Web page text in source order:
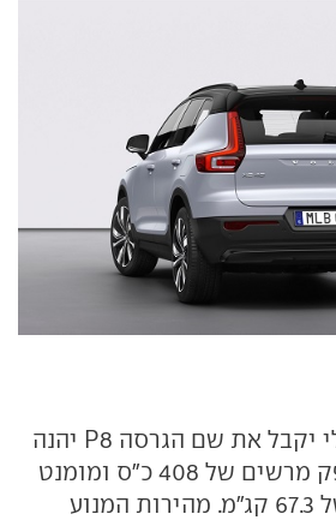
וולוו XC40 החשמלי יקבל את שם הגרסה P8 יהנה
מהנעה כפולה, הספק מרשים של 408 כ"ס ומומנט
מרשים לא פחות של 67.3 קג"מ. מהירות המנוע